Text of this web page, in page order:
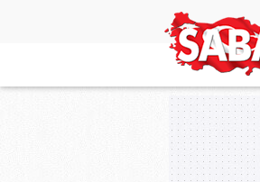
Türkiye'nin en